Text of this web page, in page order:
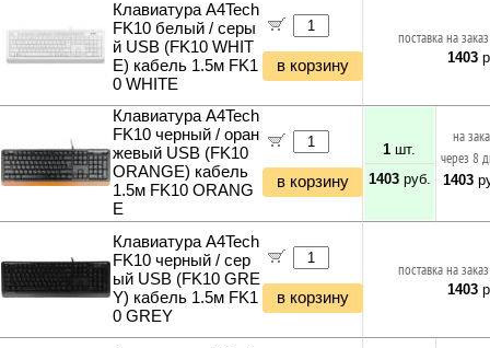
Клавиатура A4Tech
FK10 белый / серы
й USB (FK10 WHIT
E) кабель 1.5м FK1
0 WHITE
в корзину
поставка на
1403
Клавиатура A4Tech
FK10 черный / оран
жевый USB (FK10
ORANGE) кабель
1.5м FK10 ORANG
E
в корзину
1 шт.
1403руб.
на
через 8
1403
Клавиатура A4Tech
FK10 черный / сер
ый USB (FK10 GRE
Y) кабель 1.5м FK1
0 GREY
в корзину
поставка на
1403